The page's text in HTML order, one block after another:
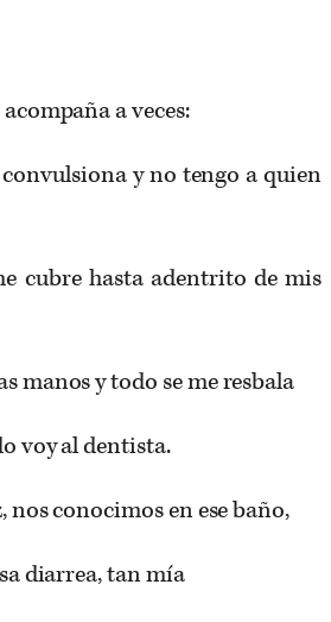
a veces:
y no tengo a quien
cubre hasta adentrito de mis
manos y todo se me resbala
voy al dentista.
nos conocimos en ese baño,
diarrea, tan mía